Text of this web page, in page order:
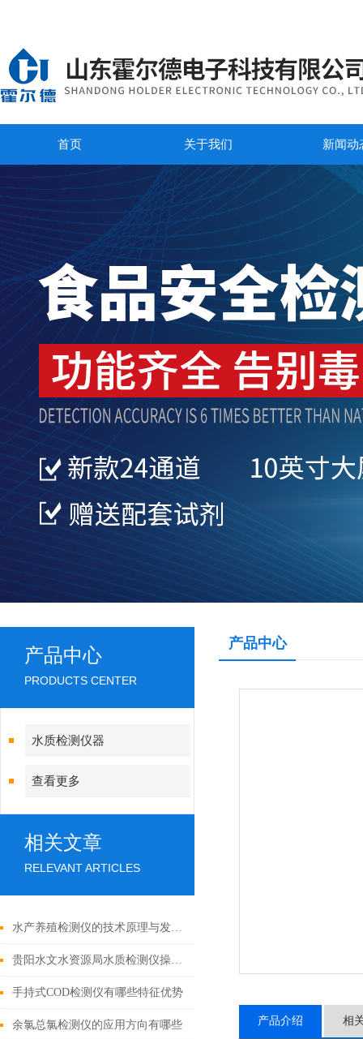
首页 关于我们 新闻动
产品中心
PRODUCTS CENTER
水质检测仪器
查看更多
相关文章
RELEVANT ARTICLES
水产养殖检测仪的技术原理与发展趋势
贵阳水文水资源局水质检测仪操作及培训
手持式COD检测仪有哪些特征优势
余氯总氯检测仪的应用方向有哪些
产品中心
产品介绍 相